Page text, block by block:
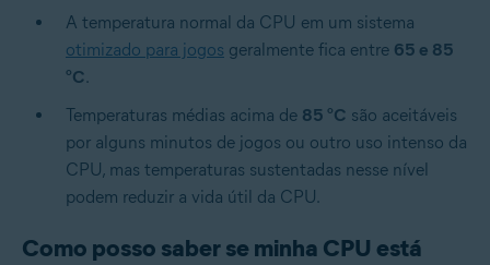
A temperatura normal da CPU em um sistema
otimizado para jogos geralmente fica entre 65 e 85
°C.
Temperaturas médias acima de 85 °C são aceitáveis
por alguns minutos de jogos ou outro uso intenso da
CPU, mas temperaturas sustentadas nesse nível
podem reduzir a vida útil da CPU.
Como posso saber se minha CPU está